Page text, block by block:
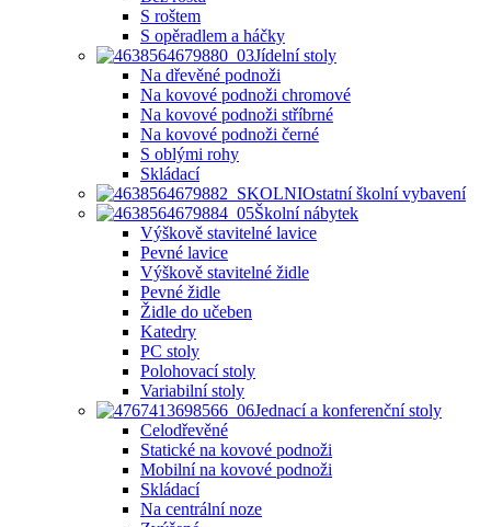
S roštem
S opěradlem a háčky
Jídelní stoly
Na dřevěné podnoži
Na kovové podnoži chromové
Na kovové podnoži stříbrné
Na kovové podnoži černé
S oblými rohy
Skládací
Ostatní školní vybavení
Školní nábytek
Výškově stavitelné lavice
Pevné lavice
Výškově stavitelné židle
Pevné židle
Židle do učeben
Katedry
PC stoly
Polohovací stoly
Variabilní stoly
Jednací a konferenční stoly
Celodřevěné
Statické na kovové podnoži
Mobilní na kovové podnoži
Skládací
Na centrální noze